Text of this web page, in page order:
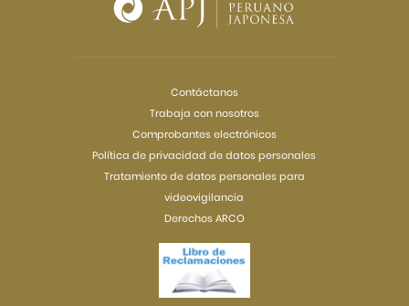
Contáctanos
Trabaja con nosotros
Comprobantes electrónicos
Política de privacidad de datos personales
Tratamiento de datos personales para
videovigilancia
Derechos ARCO